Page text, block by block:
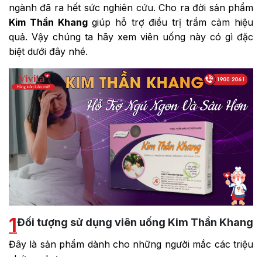
ngành đã ra hết sức nghiên cứu. Cho ra đời sản phẩm
Kim Thần Khang giúp hỗ trợ điều trị trầm cảm hiệu
quả. Vậy chúng ta hãy xem viên uống này có gì đặc
biệt dưới đây nhé.
1Đối tượng sử dụng viên uống Kim Thần Khang
Đây là sản phẩm dành cho những người mắc các triệu